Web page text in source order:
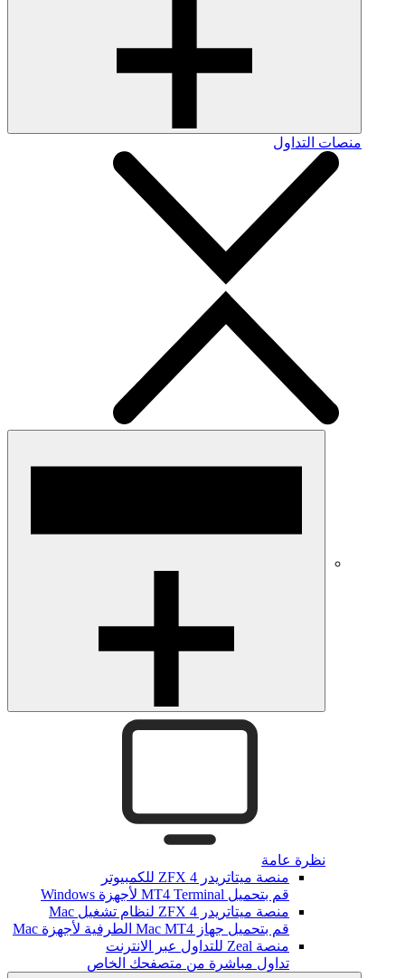
منصات التداول
نظرة عامة
منصة ميتاتريدر ZFX 4 للكمبيوتر
قم بتحميل MT4 Terminal لأجهزة Windows
منصة ميتاتريدر ZFX 4 لنظام تشغيل Mac
قم بتحميل جهاز Mac MT4 الطرفية لأجهزة Mac
منصة Zeal للتداول عبر الانترنت
تداول مباشرة من متصفحك الخاص